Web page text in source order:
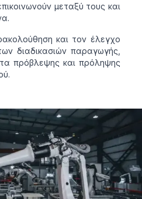
μεταξύ τους και
και τον έλεγχο
διαδικασιών παραγωγής,
πρόβλεψης και πρόληψης